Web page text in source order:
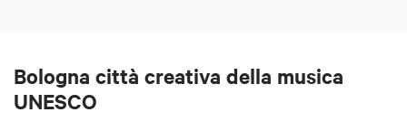
Bologna città creativa della musica
UNESCO